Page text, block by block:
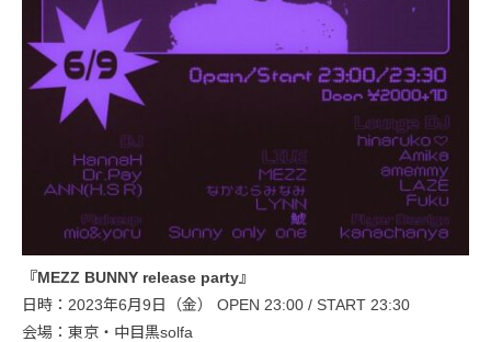
『MEZZ BUNNY release party』
日時：2023年6月9日（金） OPEN 23:00 / START 23:30
会場：東京・中目黒solfa